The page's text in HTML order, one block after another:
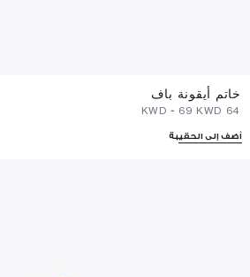
خاتم أيقونة باف
- ⁦69⁩ KWD
أضف إلى الحقيبة